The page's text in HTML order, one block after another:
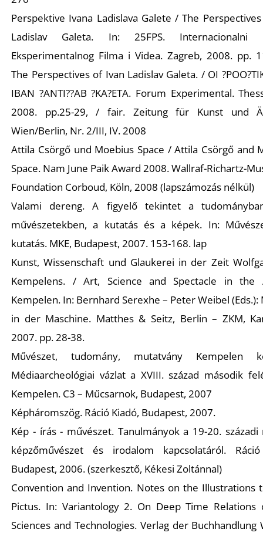
Perspektive Ivana Ladislava Galete / The
Ladislav Galeta. In: 25FPS. Internacionalni
Eksperimentalnog Filma i Videa. Zagreb, 2008. pp.
The Perspectives of Ivan Ladislav Galeta. / OI
IBAN ?ANTI??AB ?KA?ETA. Forum Experimental.
2008. pp.25-29, / fair. Zeitung für Kunst und
Wien/Berlin, Nr. 2/III, IV. 2008
Attila Csörgő und Moebius Space / Attila Csörgő and
Space. Nam June Paik Award 2008. Wallraf-Richartz-
Foundation Corboud, Köln, 2008 (lapszámozás nélkül)
Valami dereng. A figyelő tekintet a
művészetekben, a kutatás és a képek. In:
kutatás. MKE, Budapest, 2007. 153-168. lap
Kunst, Wissenschaft und Glaukerei in der Zeit
Kempelens. / Art, Science and Spectacle in the
Kempelen. In: Bernhard Serexhe – Peter Weibel (Eds.):
in der Maschine. Matthes & Seitz, Berlin – ZKM,
2007. pp. 28-38.
Művészet, tudomány, mutatvány Kempelen
Médiaarcheológiai vázlat a XVIII. század második
Kempelen. C3 – Műcsarnok, Budapest, 2007
Képháromszög. Ráció Kiadó, Budapest, 2007.
Kép - írás - művészet. Tanulmányok a 19-20. századi
képzőművészet és irodalom kapcsolatáról.
Budapest, 2006. (szerkesztő, Kékesi Zoltánnal)
Convention and Invention. Notes on the Illustrations
Pictus. In: Variantology 2. On Deep Time Relations
Sciences and Technologies. Verlag der Buchhandlung